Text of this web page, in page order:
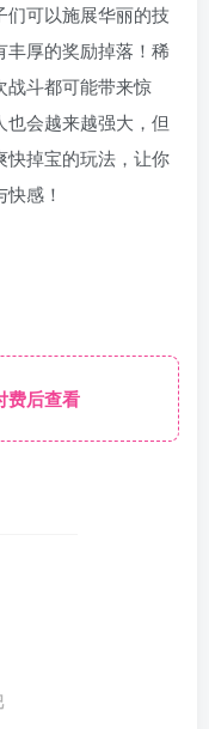
可以施展华丽的技
丰厚的奖励掉落！稀
战斗都可能带来惊
会越来越强大，但
快掉宝的玩法，让你
感！
后查看